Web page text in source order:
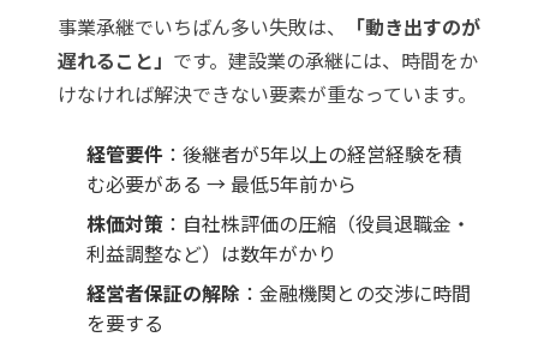
事業承継でいちばん多い失敗は、
「動き出すのが
遅れること」 です。建設業の承継には、時間をか
けなければ解決できない要素が重なっています。
経管要件 ：後継者が5年以上の経営経験を積
む必要がある → 最低5年前から
株価対策 ：自社株評価の圧縮（役員退職金・
利益調整など）は数年がかり
経営者保証の解除 ：金融機関との交渉に時間
を要する